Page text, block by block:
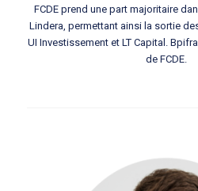
FCDE prend une part majoritaire
Lindera, permettant ainsi la sortie
UI Investissement et LT Capital.
de FCDE.